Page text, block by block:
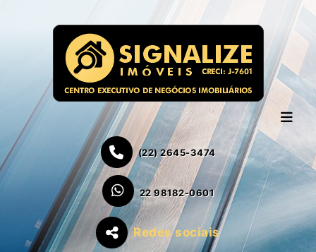
(22) 2645-3474
22 98182-0601
Redes sociais